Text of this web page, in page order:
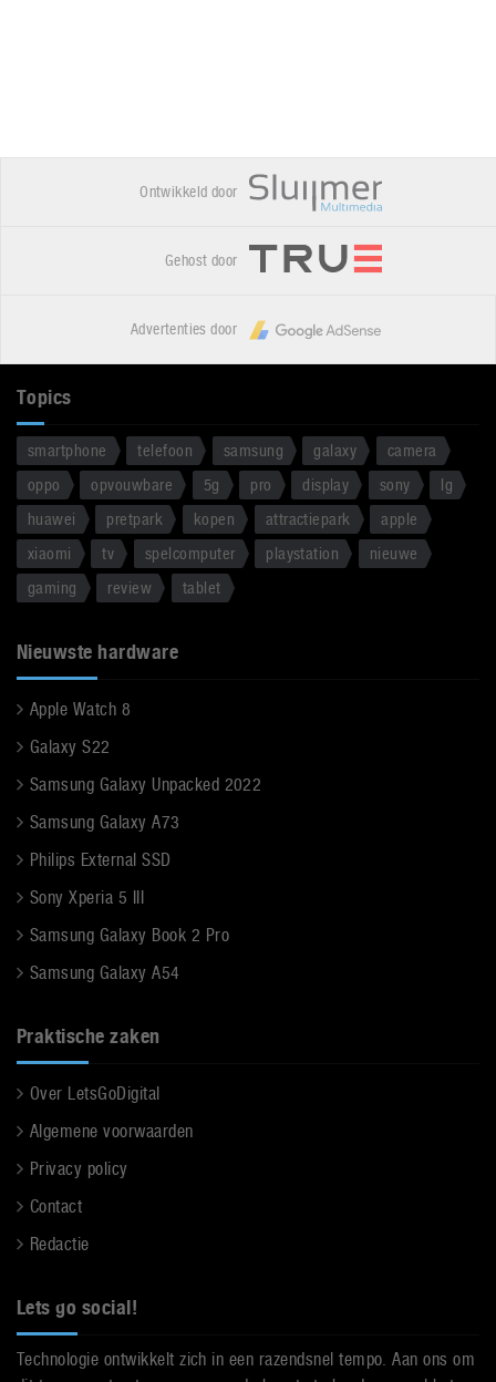
Ontwikkeld door
Gehost door
Advertenties door
Topics
smartphone telefoon samsung galaxy
camera
oppo
opvouwbare 5g pro display sony
lg
huawei
pretpark kopen attractiepark
apple
xiaomi
tv spelcomputer playstation
nieuwe
gaming
review tablet
Nieuwste hardware
Apple Watch 8
Galaxy S22
Samsung Galaxy Unpacked 2022
Samsung Galaxy A73
Philips External SSD
Sony Xperia 5 III
Samsung Galaxy Book 2 Pro
Samsung Galaxy A54
Praktische zaken
Over LetsGoDigital
Algemene voorwaarden
Privacy policy
Contact
Redactie
Lets go social!
Technologie ontwikkelt zich in een razendsnel tempo. Aan ons om